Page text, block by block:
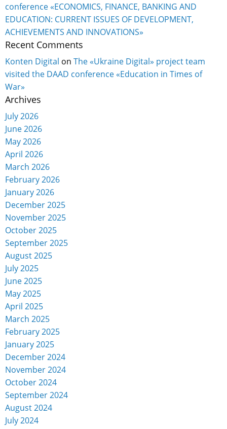
conference «ECONOMICS, FINANCE, BANKING AND
EDUCATION: CURRENT ISSUES OF DEVELOPMENT,
ACHIEVEMENTS AND INNOVATIONS»
Recent Comments
Konten Digital on The «Ukraine Digital» project team
visited the DAAD conference «Education in Times of
War»
Archives
July 2026
June 2026
May 2026
April 2026
March 2026
February 2026
January 2026
December 2025
November 2025
October 2025
September 2025
August 2025
July 2025
June 2025
May 2025
April 2025
March 2025
February 2025
January 2025
December 2024
November 2024
October 2024
September 2024
August 2024
July 2024